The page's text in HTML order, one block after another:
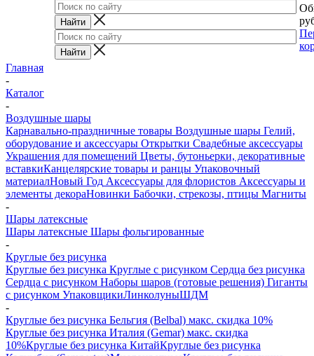
Главная
-
Каталог
-
Воздушные шары
Карнавально-праздничные товары Воздушные шары Гелий,
оборудование и аксессуары Открытки Свадебные аксессуары
Украшения для помещений Цветы, бутоньерки, декоративные
вставкиКанцелярские товары и ранцы Упаковочный
материалНовый Год Аксессуары для флористов Аксессуары и
элементы декораНовинки Бабочки, стрекозы, птицы Магниты
-
Шары латексные
Шары латексные Шары фольгированные
-
Круглые без рисунка
Круглые без рисунка Круглые с рисунком Сердца без рисунка
Сердца с рисунком Наборы шаров (готовые решения) Гиганты
с рисунком УпаковщикиЛинколуныШДМ
-
Круглые без рисунка Бельгия (Belbal) макс. скидка 10%
Круглые без рисунка Италия (Gemar) макс. скидка
10%Круглые без рисунка КитайКруглые без рисунка